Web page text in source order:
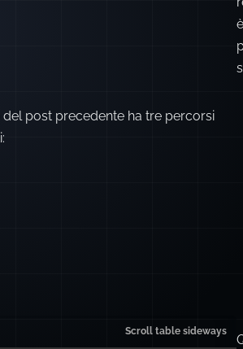
è
post precedente ha tre percorsi